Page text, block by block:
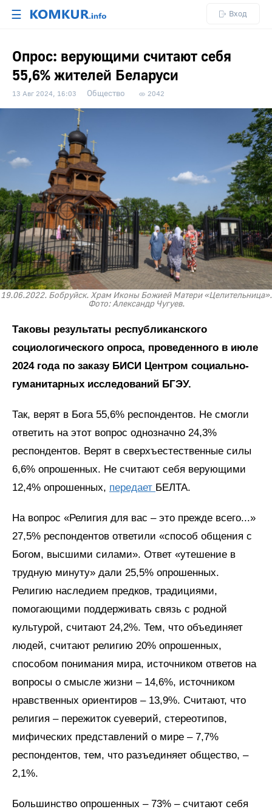
☰ Вход
Опрос: верующими считают себя
55,6% жителей Беларуси
13 Авг 2024, 16:03 Общество 2042
19.06.2022. Бобруйск. Храм Иконы Божией Матери «Целительница».
Фото: Александр Чугуев.
Таковы результаты республиканского
социологического опроса, проведенного в июле
2024 года по заказу БИСИ Центром социально-
гуманитарных исследований БГЭУ.
Так, верят в Бога 55,6% респондентов. Не смогли
ответить на этот вопрос однозначно 24,3%
респондентов. Верят в сверхъестественные силы
6,6% опрошенных. Не считают себя верующими
12,4% опрошенных, передает БЕЛТА.
На вопрос «Религия для вас – это прежде всего...»
27,5% респондентов ответили «способ общения с
Богом, высшими силами». Ответ «утешение в
трудную минуту» дали 25,5% опрошенных.
Религию наследием предков, традициями,
помогающими поддерживать связь с родной
культурой, считают 24,2%. Тем, что объединяет
людей, считают религию 20% опрошенных,
способом понимания мира, источником ответов на
вопросы о смысле жизни – 14,6%, источником
нравственных ориентиров – 13,9%. Считают, что
религия – пережиток суеверий, стереотипов,
мифических представлений о мире – 7,7%
респондентов, тем, что разъединяет общество, –
2,1%.
Большинство опрошенных – 73% – считают себя